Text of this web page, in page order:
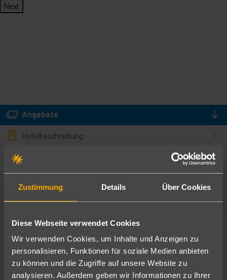
Zustimmung Details Über Cookies
Diese Webseite verwendet Cookies
Wir verwenden Cookies, um Inhalte und Anzeigen zu
personalisieren, Funktionen für soziale Medien anbieten
zu können und die Zugriffe auf unsere Website zu
analysieren. Außerdem geben wir Informationen zu Ihrer
Next
Angebote
Hotelbeschreibung
Bewertungen
Ändere die Kriterien nach deinen Wünschen
Pauschal Nur Hotel